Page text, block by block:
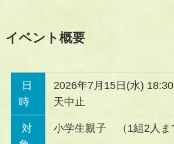
イベント概要
日
時
2026年7月15日(水)
天中止
対
小学生親子 （1組2人ま